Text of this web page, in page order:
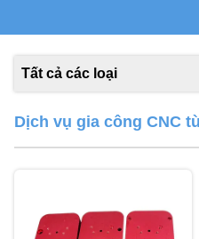
Tất cả các loại
Dịch vụ gia công CNC